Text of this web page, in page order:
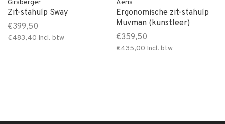
Girsberger
Zit-stahulp Sway
€399,50
€483,40 Incl. btw
Aeris
Ergonomische zit-stahulp
Muvman (kunstleer)
€359,50
€435,00 Incl. btw